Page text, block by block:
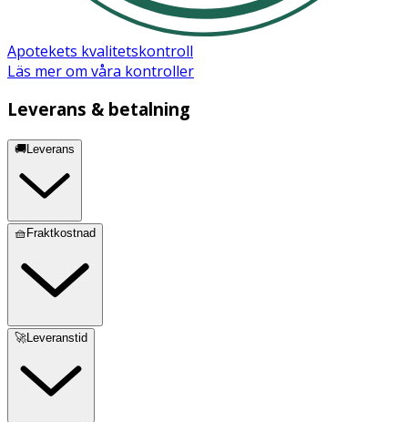
Apotekets kvalitetskontroll
Läs mer om våra kontroller
Leverans & betalning
🚚Leverans
🧺Fraktkostnad
🚀Leveranstid